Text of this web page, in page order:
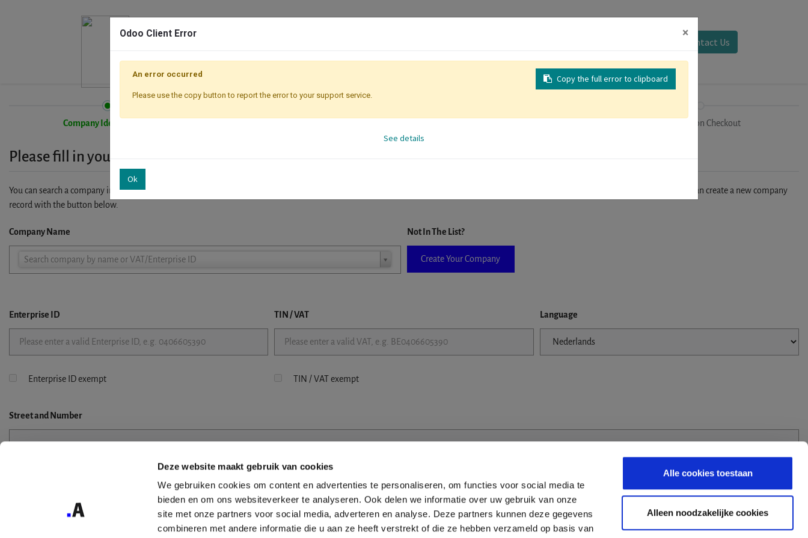
Deze website maakt gebruik van cookies
We gebruiken cookies om content en advertenties te personaliseren, om functies voor social media te
bieden en om ons websiteverkeer te analyseren. Ook delen we informatie over uw gebruik van onze
site met onze partners voor social media, adverteren en analyse. Deze partners kunnen deze gegevens
combineren met andere informatie die u aan ze heeft verstrekt of die ze hebben verzameld op basis van
Alle cookies toestaan
Alleen noodzakelijke cookies
Contact Us
Company Identification Registration Checkout
Please fill in your company details
You can search a company in our database by name, VAT or enterprise ID. When a company is selected it will auto-complete the form. If you don't find your company in our database, you can create a new company
record with the button below.
Company Name
Search company by name or VAT/Enterprise ID
Company
Not In The List?
Create Your Company
Enterprise ID TIN / VAT Language
Enterprise ID exempt TIN / VAT exempt
Streetand Number
Odoo Client Error ×
Copy the full error to clipboard
An error occurred
Please use the copy button to report the error to your support service.
See details
Ok